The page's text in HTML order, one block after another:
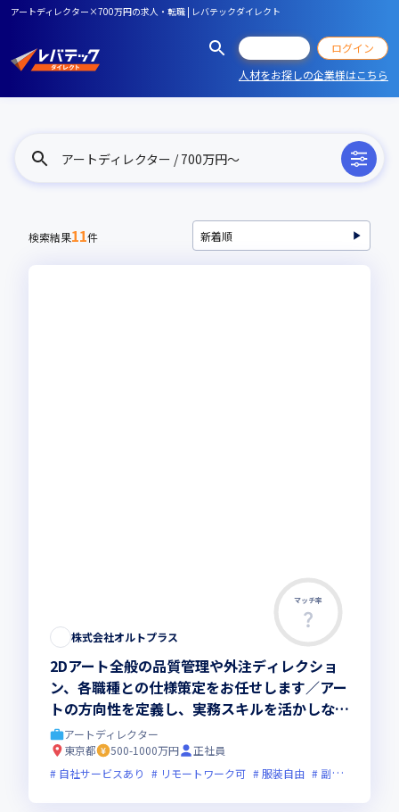
アートディレクター×700万円の求人・転職 | レバテックダイレクト
ログイン
人材をお探しの企業様はこちら
アートディレクター / 700万円〜
検索結果11件
マッチ率
株式会社オルトプラス
2Dアート全般の品質管理や外注ディレクショ
ン、各職種との仕様策定をお任せします／アー
トの方向性を定義し、実務スキルを活かしなが
ら世界観づくりに深く携われます
アートディレクター
東京都
500-1000万円
正社員
自社サービスあり
リモートワーク可 服装自由 副業可